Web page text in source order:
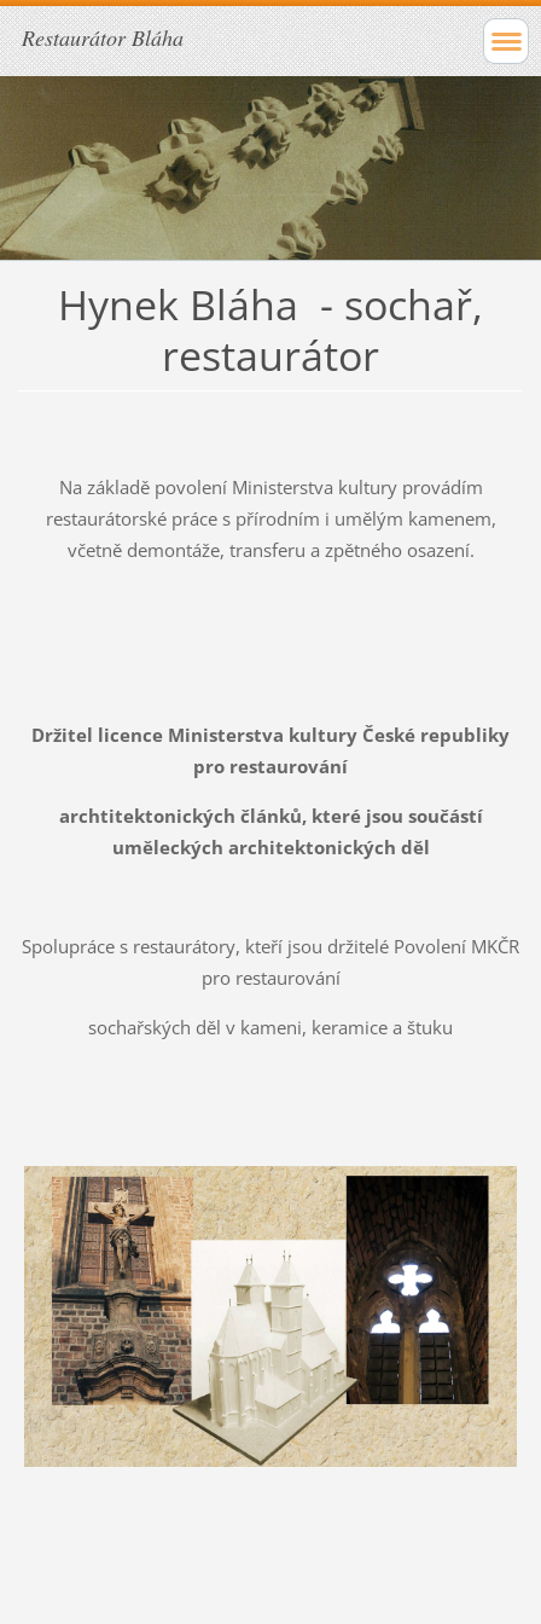
Restaurátor Bláha
Hynek Bláha - sochař,
restaurátor
Na základě povolení Ministerstva kultury provádím
restaurátorské práce s přírodním i umělým kamenem,
včetně demontáže, transferu a zpětného osazení.
Držitel licence Ministerstva kultury České republiky
pro restaurování
archtitektonických článků, které jsou součástí
uměleckých architektonických děl
Spolupráce s restaurátory, kteří jsou držitelé Povolení MKČR
pro restaurování
sochařských děl v kameni, keramice a štuku